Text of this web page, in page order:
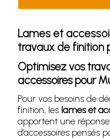
Lames et
travaux de finition
Optimisez vos
accessoires pour
Pour vos besoins de
finition, les lames et
apportent une
d’accessoires pensés